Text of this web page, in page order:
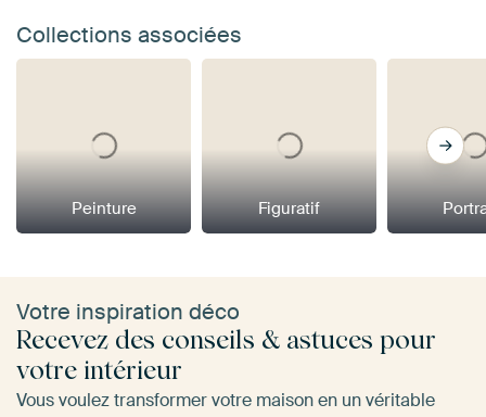
Collections associées
Peinture Figuratif
Votre inspiration déco
Recevez des conseils & astuces pour
votre intérieur
Vous voulez transformer votre maison en un véritable